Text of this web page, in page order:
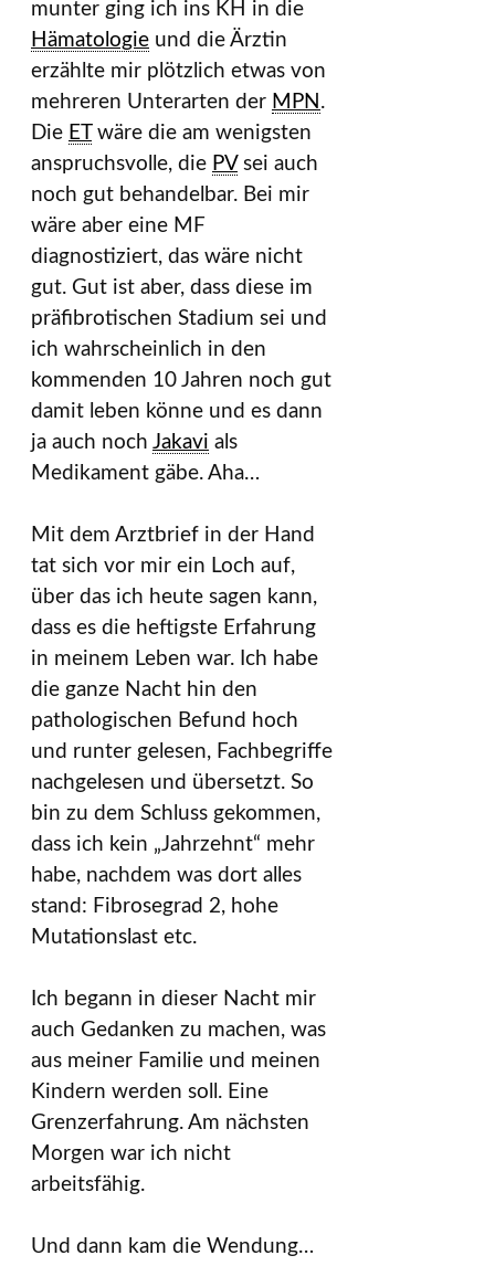
munter ging ich ins KH in die
Hämatologie und die Ärztin
erzählte mir plötzlich etwas von
mehreren Unterarten der MPN .
Die ET
wäre die am wenigsten
anspruchsvolle, die PV sei auch
noch gut behandelbar. Bei mir
wäre aber eine MF
diagnostiziert, das wäre nicht
gut. Gut ist aber, dass diese im
präfibrotischen Stadium sei und
ich wahrscheinlich in den
kommenden 10 Jahren noch gut
damit leben könne und es dann
ja auch noch Jakavi als
Medikament gäbe. Aha…
Mit dem Arztbrief in der Hand
tat sich vor mir ein Loch auf,
über das ich heute sagen kann,
dass es die heftigste Erfahrung
in meinem Leben war. Ich habe
die ganze Nacht hin den
pathologischen Befund hoch
und runter gelesen, Fachbegriffe
nachgelesen und übersetzt. So
bin zu dem Schluss gekommen,
dass ich kein „Jahrzehnt“ mehr
habe, nachdem was dort alles
stand: Fibrosegrad 2, hohe
Mutationslast etc.
Ich begann in dieser Nacht mir
auch Gedanken zu machen, was
aus meiner Familie und meinen
Kindern werden soll. Eine
Grenzerfahrung. Am nächsten
Morgen war ich nicht
arbeitsfähig.
Und dann kam die Wendung…